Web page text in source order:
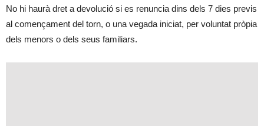
No hi haurà dret a devolució si es renuncia dins dels 7 dies previs
al començament del torn, o una vegada iniciat, per voluntat pròpia
dels menors o dels seus familiars.